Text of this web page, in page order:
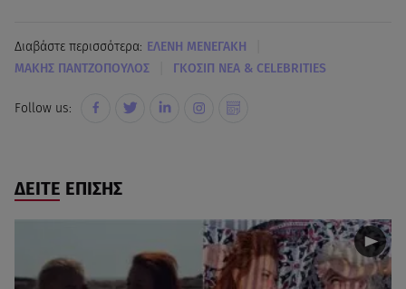
Διαβάστε περισσότερα: ΕΛΕΝΗ ΜΕΝΕΓΑΚΗ
ΜΑΚΗΣ ΠΑΝΤΖΟΠΟΥΛΟΣ ΓΚΟΣΙΠ ΝΕΑ & CELEBRITIES
Follow us:
ΔΕΙΤΕ ΕΠΙΣΗΣ